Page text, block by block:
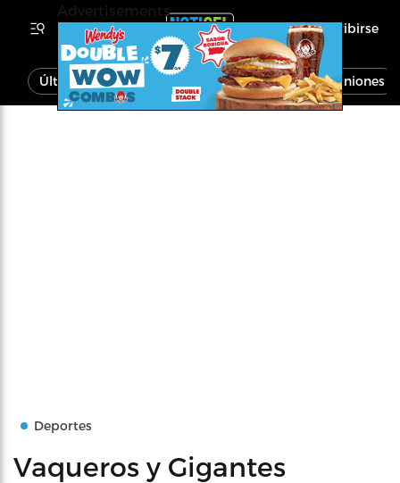
Inscribirse
Última Hora Noticias Economía Opiniones
Deportes
Vaqueros y Gigantes
Advertisements